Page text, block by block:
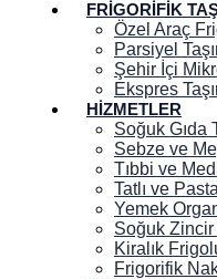
FRIGORIFIK
Özel Araç
Parsiyel
Şehir İçi
Ekspres
HIZMETLER
Soğuk Gıda
Sebze ve
Tıbbi ve
Tatlı ve Pasta
Yemek
Soğuk
Kiralık
Frigorifik